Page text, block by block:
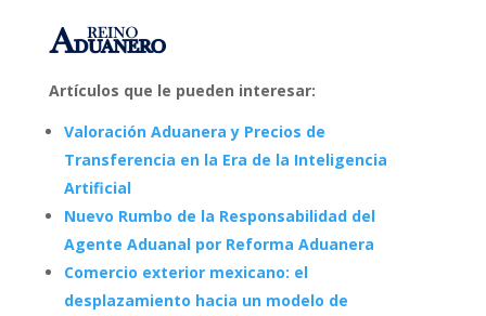
Artículos que le pueden interesar:
Valoración Aduanera y Precios de
Transferencia en la Era de la Inteligencia
Artificial
Nuevo Rumbo de la Responsabilidad del
Agente Aduanal por Reforma Aduanera
Comercio exterior mexicano: el
desplazamiento hacia un modelo de